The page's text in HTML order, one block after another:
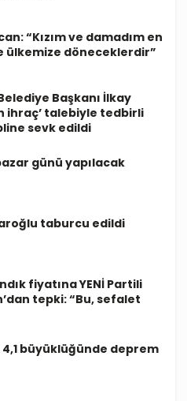
“Kızım ve damadım en
ülkemize döneceklerdir”
Başkanı İlkay
ihraç’ talebiyle tedbirli
sevk edildi
günü yapılacak
taburcu edildi
fiyatına YENİ Partili
tepki: “Bu, sefalet
4,1 büyüklüğünde deprem